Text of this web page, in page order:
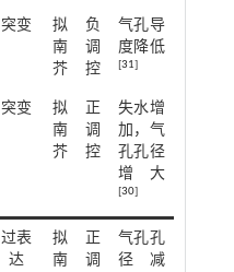
突变
拟
南
芥
负
调
控
气孔导
度降低
[31]
突变
拟
南
芥
正
调
控
失水增
加，气
孔孔径
增大
[30]
过表
达
拟
南
正
调
气孔孔
径减